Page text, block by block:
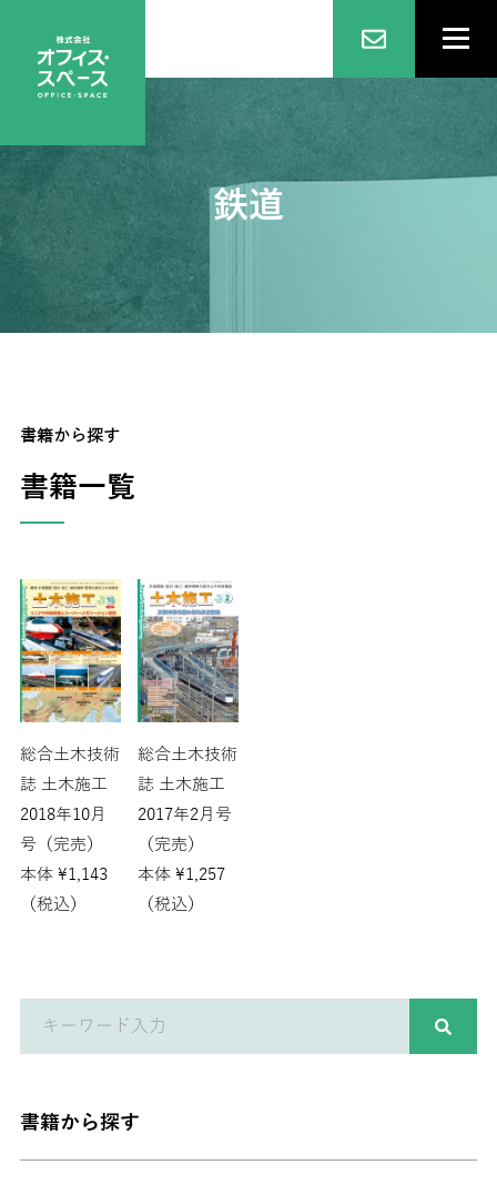
鉄道
書籍から探す
書籍一覧
総合土木技術
誌 土木施工
2018年10月
号（完売）
本体 ¥1,143
（税込）
総合土木技術
誌 土木施工
2017年2月号
（完売）
本体 ¥1,257
（税込）
書籍から探す